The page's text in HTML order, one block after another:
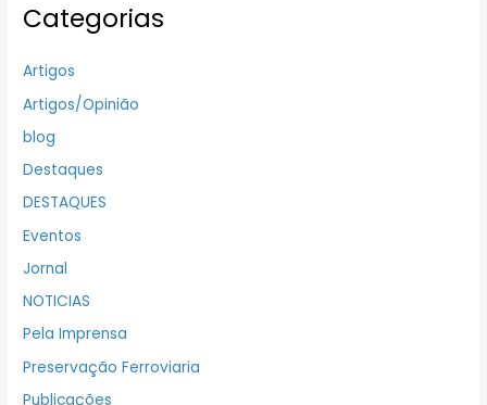
Categorias
Artigos
Artigos/Opinião
blog
Destaques
DESTAQUES
Eventos
Jornal
NOTICIAS
Pela Imprensa
Preservação Ferroviaria
Publicações